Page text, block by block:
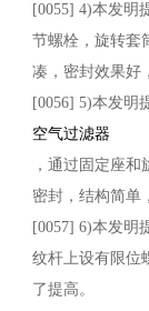
[0055] 4)本发明
节螺栓，旋转套
凑，密封效果好
[0056] 5)本发明
空气过滤器
，通过固定座
密封，结构简单
[0057] 6)本发明
纹杆上设有限位
了提高。